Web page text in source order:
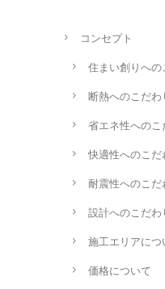
コンセプト
住まい創りへの
断熱へのこだわ
省エネ性へのこ
快適性へのこだ
耐震性へのこだ
設計へのこだわ
施工エリアにつ
価格について